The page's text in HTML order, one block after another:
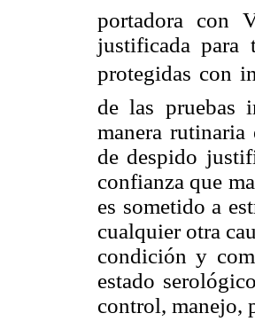
portadora con
justificada para
protegidas con
de las pruebas
manera
de despido
confianza que
es sometido a
cualquier otra
condición y
estado
control, manejo,